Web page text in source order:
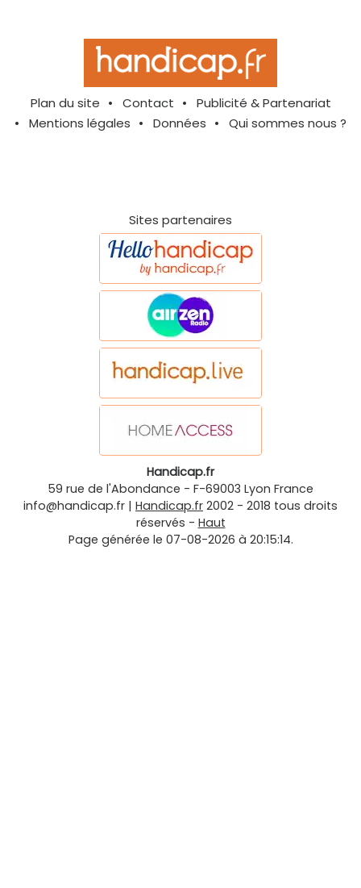
Plan du site Contact
Publicité & Partenariat
Mentions légales
Données Qui sommes nous ?
Sites partenaires
Handicap.fr
59 rue de l'Abondance - F-69003 Lyon France
info@handicap.fr | Handicap.fr 2002 - 2018 tous droits
réservés - Haut
Page générée le 07-08-2026 à 20:15:14.